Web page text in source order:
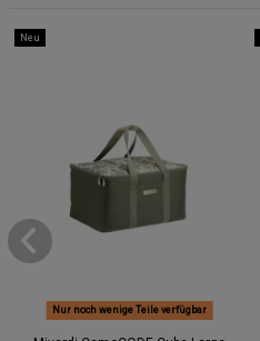
Neu
Nur noch wenige Teile verfügbar